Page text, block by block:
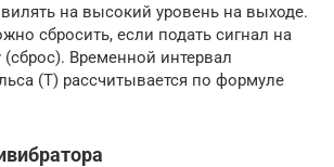
на высокий уровень на выходе.
сбросить, если подать сигнал на
(сброс). Временной интервал
(Т) рассчитывается по формуле